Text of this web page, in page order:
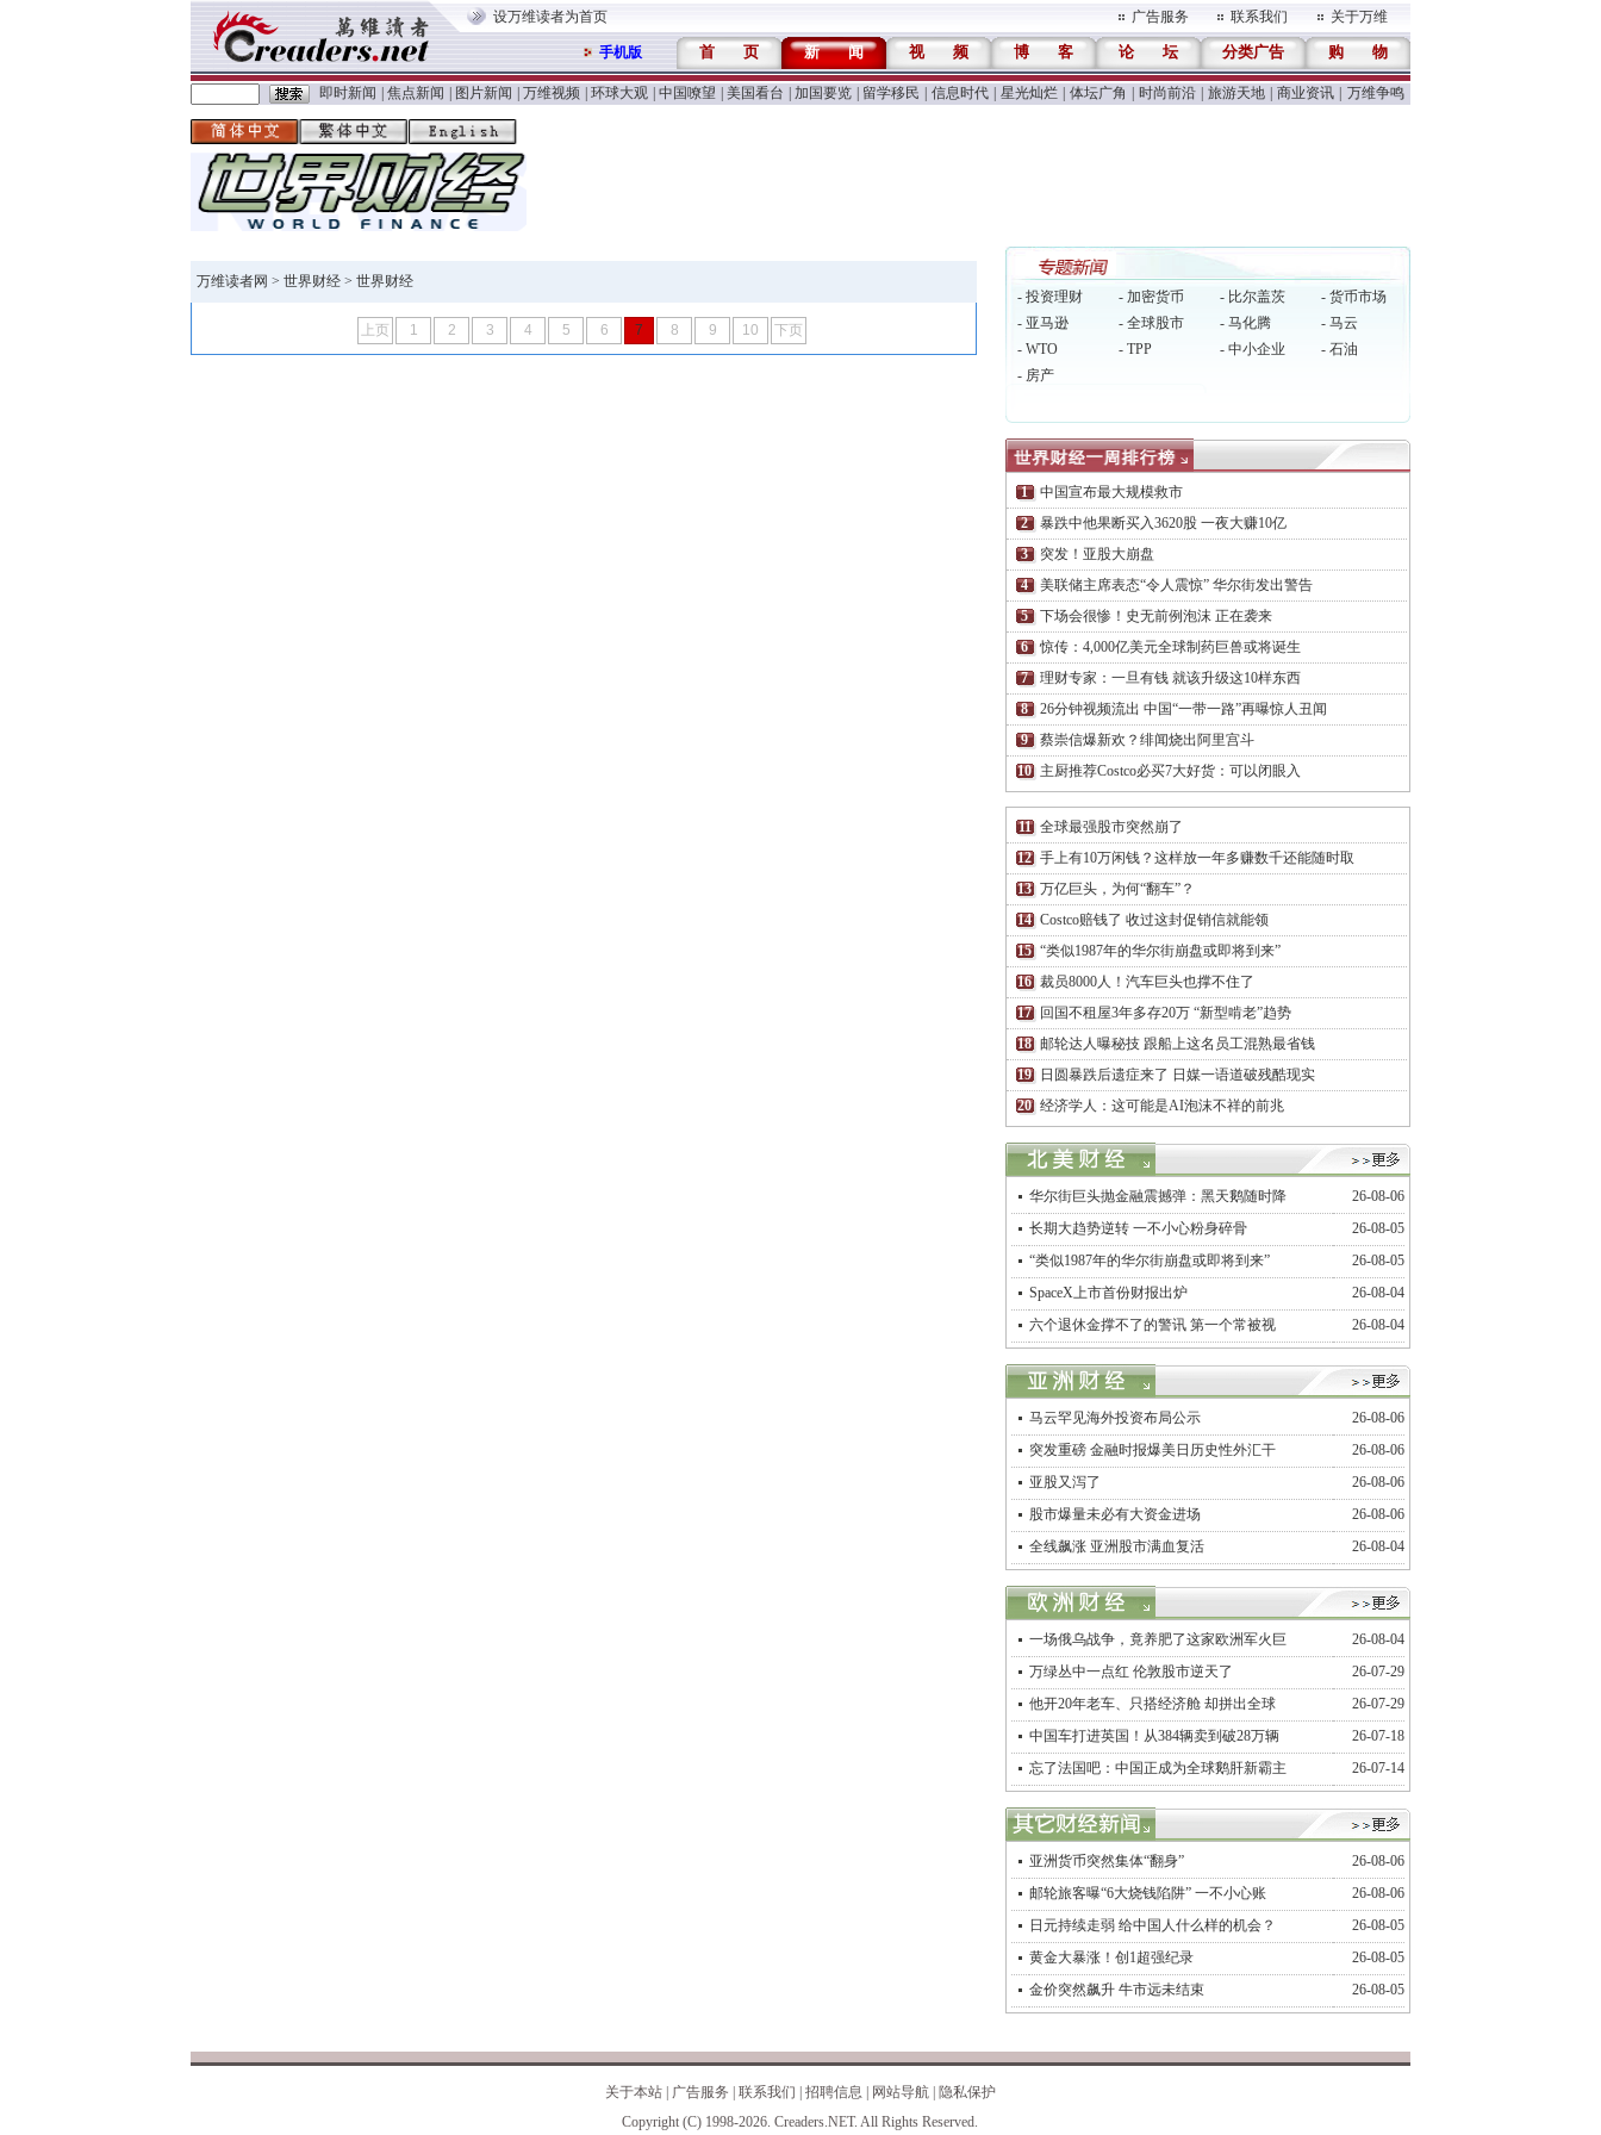
设万维读者为首页 广告服务 联系我们 关于万维
手机版 首 页 新 闻 视 频 博 客 论 坛 分类广告 购 物
即时新闻 焦点新闻 图片新闻 万维视频 环球大观 中国嘹望 美国看台 加国要览 留学移民 信息时代 星光灿烂 体坛广角 时尚前沿 旅游天地 商业资讯 万维争鸣
万维读者网 > 世界财经> 世界财经
上页 1 2 3 4 5 6 7 8 9 10 下页
- 投资理财 - 加密货币 - 比尔盖茨
- 货币市场
- 亚马逊
- 全球股市 - 马化腾
- 马云
- WTO
- TPP - 中小企业
- 石油
- 房产
中国宣布最大规模救市
暴跌中他果断买入3620股 一夜大赚10亿
突发！亚股大崩盘
美联储主席表态“令人震惊” 华尔街发出警告
下场会很惨！史无前例泡沫 正在袭来
惊传：4,000亿美元全球制药巨兽或将诞生
理财专家：一旦有钱 就该升级这10样东西
26分钟视频流出 中国“一带一路”再曝惊人丑闻
蔡崇信爆新欢？绯闻烧出阿里宫斗
主厨推荐Costco必买7大好货：可以闭眼入
全球最强股市突然崩了
手上有10万闲钱？这样放一年多赚数千还能随时取
万亿巨头，为何“翻车”？
Costco赔钱了 收过这封促销信就能领
“类似1987年的华尔街崩盘或即将到来”
裁员8000人！汽车巨头也撑不住了
回国不租屋3年多存20万 “新型啃老”趋势
邮轮达人曝秘技 跟船上这名员工混熟最省钱
日圆暴跌后遗症来了 日媒一语道破残酷现实
经济学人：这可能是AI泡沫不祥的前兆
华尔街巨头抛金融震撼弹：黑天鹅随时降
26-08-06
长期大趋势逆转 一不小心粉身碎骨
26-08-05
“类似1987年的华尔街崩盘或即将到来”
26-08-05
SpaceX上市首份财报出炉
26-08-04
六个退休金撑不了的警讯 第一个常被视
26-08-04
马云罕见海外投资布局公示
26-08-06
突发重磅 金融时报爆美日历史性外汇干
26-08-06
亚股又泻了
26-08-06
股市爆量未必有大资金进场
26-08-06
全线飙涨 亚洲股市满血复活
26-08-04
一场俄乌战争，竟养肥了这家欧洲军火巨
26-08-04
万绿丛中一点红 伦敦股市逆天了
26-07-29
他开20年老车、只搭经济舱 却拼出全球
26-07-29
中国车打进英国！从384辆卖到破28万辆
26-07-18
忘了法国吧：中国正成为全球鹅肝新霸主
26-07-14
亚洲货币突然集体“翻身”
26-08-06
邮轮旅客曝“6大烧钱陷阱” 一不小心账
26-08-06
日元持续走弱 给中国人什么样的机会？
26-08-05
黄金大暴涨！创1超强纪录
26-08-05
金价突然飙升 牛市远未结束
26-08-05
关于本站| 广告服务 联系我们 招聘信息 网站导航|
隐私保护
Copyright (C) 1998-2026. Creaders.NET. All Rights Reserved.